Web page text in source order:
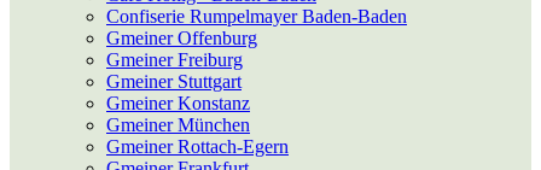
Confiserie Rumpelmayer Baden-Baden
Gmeiner Offenburg
Gmeiner Freiburg
Gmeiner Stuttgart
Gmeiner Konstanz
Gmeiner München
Gmeiner Rottach-Egern